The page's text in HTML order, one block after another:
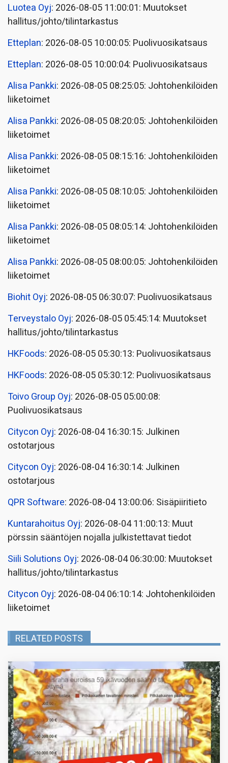
Luotea Oyj: 2026-08-05 11:00:01: Muutokset
hallitus/johto/tilintarkastus
Etteplan: 2026-08-05 10:00:05: Puolivuosikatsaus
Etteplan: 2026-08-05 10:00:04: Puolivuosikatsaus
Alisa Pankki: 2026-08-05 08:25:05: Johtohenkilöiden
liiketoimet
Alisa Pankki: 2026-08-05 08:20:05: Johtohenkilöiden
liiketoimet
Alisa Pankki: 2026-08-05 08:15:16: Johtohenkilöiden
liiketoimet
Alisa Pankki: 2026-08-05 08:10:05: Johtohenkilöiden
liiketoimet
Alisa Pankki: 2026-08-05 08:05:14: Johtohenkilöiden
liiketoimet
Alisa Pankki: 2026-08-05 08:00:05: Johtohenkilöiden
liiketoimet
Biohit Oyj: 2026-08-05 06:30:07: Puolivuosikatsaus
Terveystalo Oyj: 2026-08-05 05:45:14: Muutokset
hallitus/johto/tilintarkastus
HKFoods: 2026-08-05 05:30:13: Puolivuosikatsaus
HKFoods: 2026-08-05 05:30:12: Puolivuosikatsaus
Toivo Group Oyj: 2026-08-05 05:00:08:
Puolivuosikatsaus
Citycon Oyj: 2026-08-04 16:30:15: Julkinen
ostotarjous
Citycon Oyj: 2026-08-04 16:30:14: Julkinen
ostotarjous
QPR Software: 2026-08-04 13:00:06: Sisäpiiritieto
Kuntarahoitus Oyj: 2026-08-04 11:00:13: Muut
pörssin sääntöjen nojalla julkistettavat tiedot
Siili Solutions Oyj: 2026-08-04 06:30:00: Muutokset
hallitus/johto/tilintarkastus
Citycon Oyj: 2026-08-04 06:10:14: Johtohenkilöiden
liiketoimet
RELATED POSTS